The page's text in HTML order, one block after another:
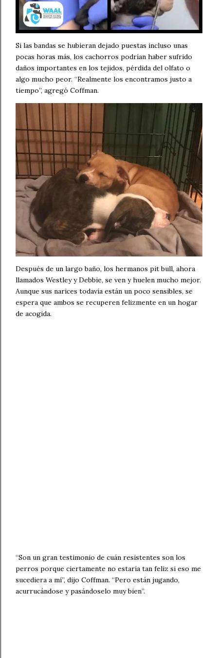
Si las bandas se hubieran dejado puestas incluso unas
pocas horas más, los cachorros podrían haber sufrido
daños importantes en los tejidos, pérdida del olfato o
algo mucho peor. “Realmente los encontramos justo a
tiempo”, agregó Coffman.
Después de un largo baño, los hermanos pit bull, ahora
llamados Westley y Debbie, se ven y huelen mucho mejor.
Aunque sus narices todavía están un poco sensibles, se
espera que ambos se recuperen felizmente en un hogar
de acogida.
“Son un gran testimonio de cuán resistentes son los
perros porque ciertamente no estaría tan feliz si eso me
sucediera a mí”, dijo Coffman. “Pero están jugando,
acurrucándose y pasándoselo muy bien”.